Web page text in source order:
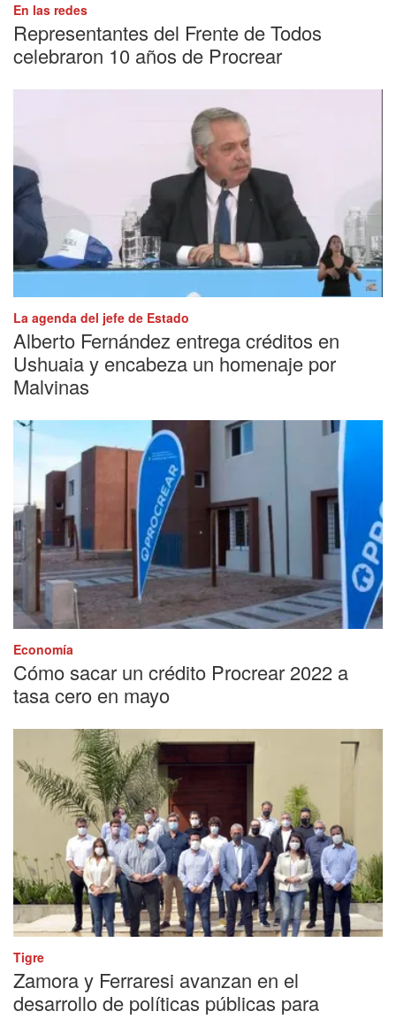
En las redes
Representantes del Frente de Todos
celebraron 10 años de Procrear
La agenda del jefe de Estado
Alberto Fernández entrega créditos en
Ushuaia y encabeza un homenaje por
Malvinas
Economía
Cómo sacar un crédito Procrear 2022 a
tasa cero en mayo
Tigre
Zamora y Ferraresi avanzan en el
desarrollo de políticas públicas para